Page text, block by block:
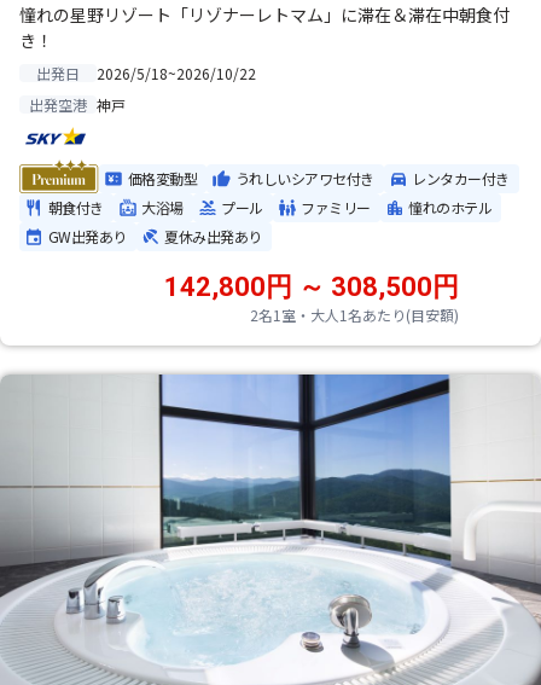
憧れの星野リゾート「リゾナーレトマム」に滞在＆滞在中朝食付
き！
出発日
2026/5/18~2026/10/22
出発空港 神戸
価格変動型 うれしいシアワセ付き
レンタカー付き
朝食付き
大浴場 プール ファミリー
憧れのホテル
GW出発あり
夏休み出発あり
2名1室・大人1名あたり(目安額)
142,800円 ～ 308,500円